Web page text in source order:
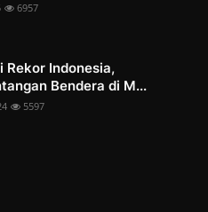
6957
Rekor Indonesia,
Bendera di M...
5597